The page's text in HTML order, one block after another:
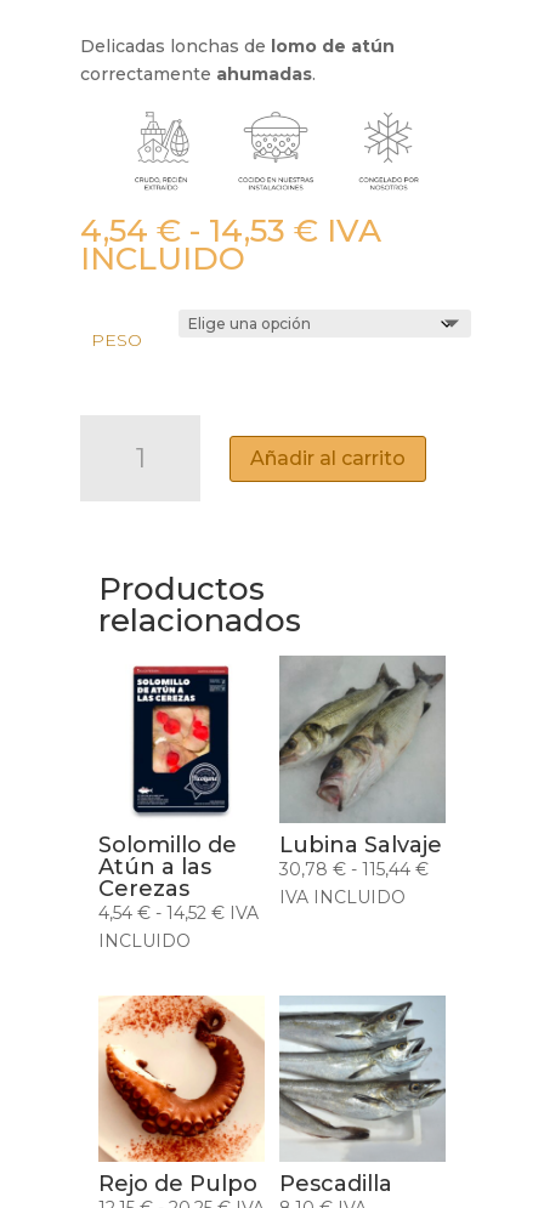
Delicadas lonchas de lomo de atún
correctamente ahumadas.
4,54€ - 14,53€Rango
IVA
INCLUIDO
PESO
CANTIDAD
Añadir al carrito
Productos
relacionados
Solomillo de
Atún a las
Cerezas
4,54 € - 14,52 €Rango
4,54 €
hasta
14,52 €
IVA
INCLUIDO
Lubina Salvaje
30,78 € - 115,44 €Rango
IVA INCLUIDO
Rejo de Pulpo Pescadilla